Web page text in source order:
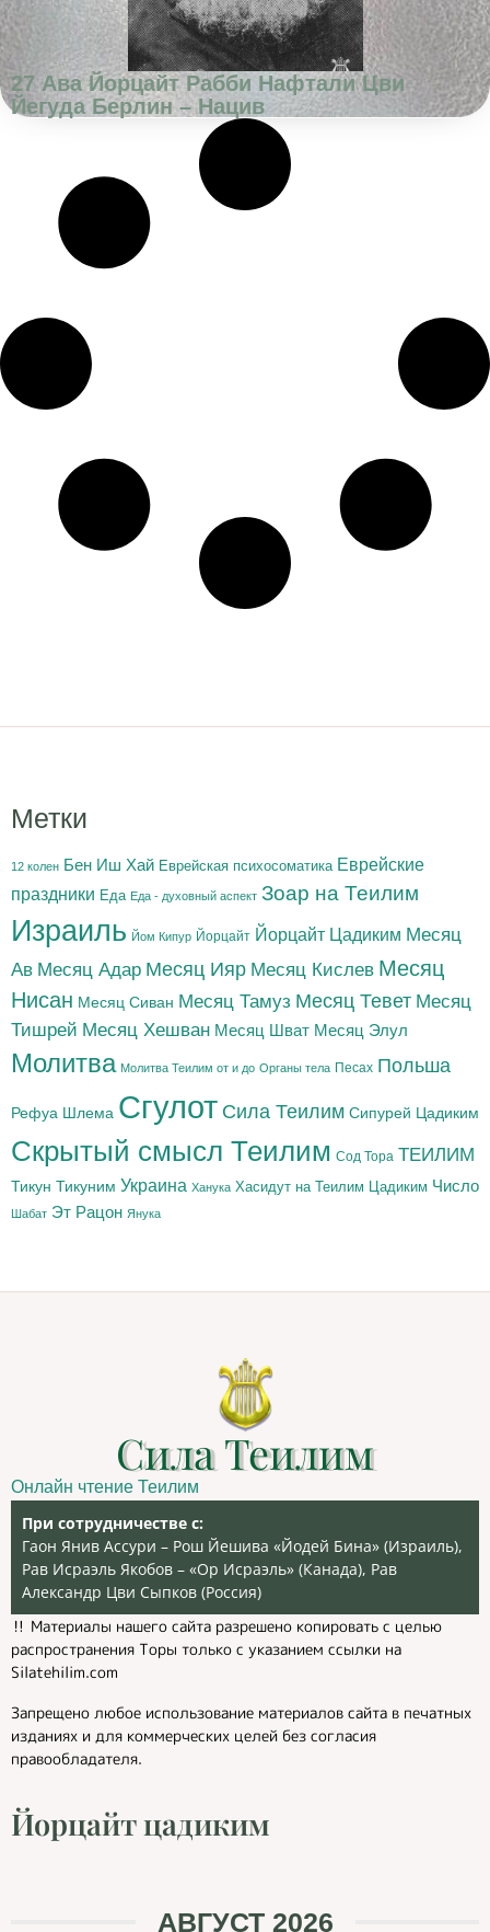
27 Ава Йорцайт Рабби Нафтали Цви
Йегуда Берлин – Нацив
Метки
12 колен Бен Иш Хай Еврейская психосоматика Еврейские
праздники Еда Еда - духовный аспект Зоар на Теилим
Израиль Йом Кипур Йорцайт Йорцайт Цадиким Месяц
Ав Месяц Адар Месяц Ияр Месяц Кислев Месяц
Нисан Месяц Сиван Месяц Тамуз Месяц Тевет Месяц
Тишрей Месяц Хешван Месяц Шват Месяц Элул
Молитва Молитва Теилим от и до Органы тела Песах Польша
Рефуа Шлема Сгулот Сила Теилим Сипурей Цадиким
Скрытый смысл Теилим Сод Тора ТЕИЛИМ
Тикун Тикуним Украина Ханука Хасидут на Теилим Цадиким Число
Шабат Эт Рацон Янука
Сила Теилим
Онлайн чтение Теилим
При сотрудничестве с:
Гаон Янив Ассури – Рош Йешива «Йодей Бина» (Израиль),
Рав Исраэль Якобов – «Ор Исраэль» (Канада), Рав
Александр Цви Сыпков (Россия)
‼️ Материалы нашего сайта разрешено копировать с целью
распространения Торы только с указанием ссылки на
Silatehilim.com
Запрещено любое использование материалов сайта в печатных
изданиях и для коммерческих целей без согласия
правообладателя.
Йорцайт цадиким
АВГУСТ 2026